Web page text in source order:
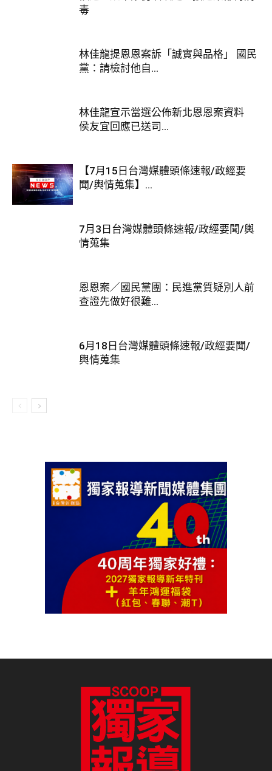
毒
林佳龍提恩恩案訴「誠實與品格」 國民
黨：請檢討他自...
林佳龍宣示當選公佈新北恩恩案資料
侯友宜回應已送司...
【7月15日台灣媒體頭條速報/政經要
聞/輿情蒐集】...
7月3日台灣媒體頭條速報/政經要聞/輿
情蒐集
恩恩案／國民黨團：民進黨質疑別人前
查證先做好很難...
6月18日台灣媒體頭條速報/政經要聞/
輿情蒐集